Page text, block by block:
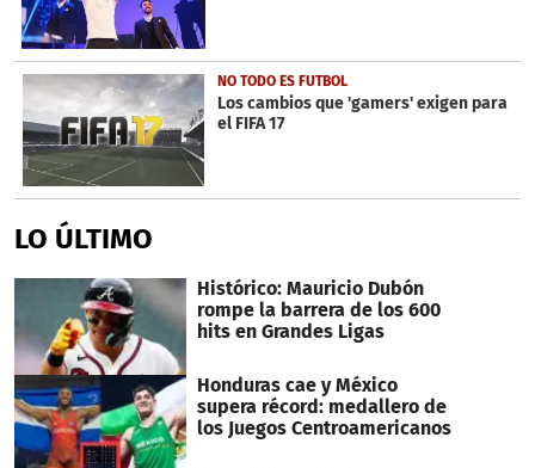
NO TODO ES FUTBOL
Los cambios que 'gamers' exigen para
el FIFA 17
LO ÚLTIMO
Histórico: Mauricio Dubón
rompe la barrera de los 600
hits en Grandes Ligas
Honduras cae y México
supera récord: medallero de
los Juegos Centroamericanos